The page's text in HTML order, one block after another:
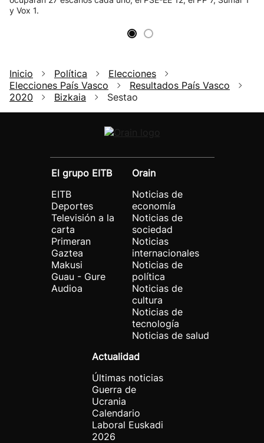
y Vox 1.
Inicio Política
Elecciones
Elecciones País Vasco
Resultados País Vasco
2020
Bizkaia Sestao
El grupo EITB
EITB
Deportes
Televisión a la
carta
Primeran
Gaztea
Makusi
Guau - Gure
Audioa
Orain
Noticias de
economía
Noticias de
sociedad
Noticias
internacionales
Noticias de
política
Noticias de
cultura
Noticias de
tecnología
Noticias de salud
Actualidad
Últimas noticias
Guerra de
Ucrania
Calendario
Laboral Euskadi
2026